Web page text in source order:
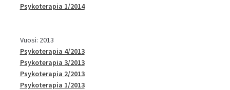
Psykoterapia 1/2014
Vuosi: 2013
Psykoterapia 4/2013
Psykoterapia 3/2013
Psykoterapia 2/2013
Psykoterapia 1/2013